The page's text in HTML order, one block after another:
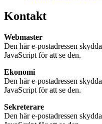
Kontakt
Webmaster
Den här e-postadressen
JavaScript för att se den.
Ekonomi
Den här e-postadressen
JavaScript för att se den.
Sekreterare
Den här e-postadressen